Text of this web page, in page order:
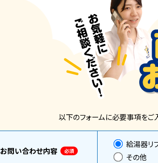
以下のフォームに必要事項をご
お問い合わせ内容 必須
給湯器リ
その他